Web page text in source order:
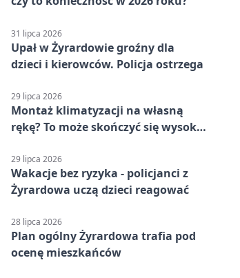
31 lipca 2026
Upał w Żyrardowie groźny dla
dzieci i kierowców. Policja ostrzega
29 lipca 2026
Montaż klimatyzacji na własną
rękę? To może skończyć się wysoką
29 lipca 2026
Wakacje bez ryzyka - policjanci z
Żyrardowa uczą dzieci reagować
28 lipca 2026
Plan ogólny Żyrardowa trafia pod
ocenę mieszkańców